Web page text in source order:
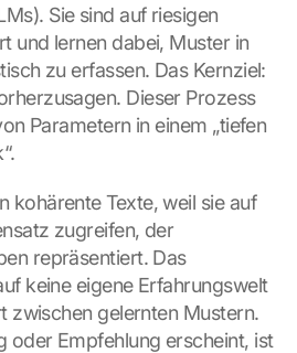
Sie sind auf riesigen
und lernen dabei, Muster in
zu erfassen. Das Kernziel:
Dieser Prozess
Parametern in einem „tiefen
kohärente Texte, weil sie auf
zugreifen, der
repräsentiert. Das
keine eigene Erfahrungswelt
zwischen gelernten Mustern.
oder Empfehlung erscheint, ist